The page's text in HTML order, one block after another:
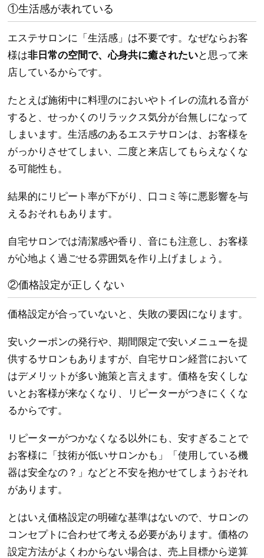
①生活感が表れている
エステサロンに「生活感」は不要です。なぜならお客
様は非日常の空間で、心身共に癒されたいと思って来
店しているからです。
たとえば施術中に料理のにおいやトイレの流れる音が
すると、せっかくのリラックス気分が台無しになって
しまいます。生活感のあるエステサロンは、お客様を
がっかりさせてしまい、二度と来店してもらえなくな
る可能性も。
結果的にリピート率が下がり、口コミ等に悪影響を与
えるおそれもあります。
自宅サロンでは清潔感や香り、音にも注意し、お客様
が心地よく過ごせる雰囲気を作り上げましょう。
②価格設定が正しくない
価格設定が合っていないと、失敗の要因になります。
安いクーポンの発行や、期間限定で安いメニューを提
供するサロンもありますが、自宅サロン経営において
はデメリットが多い施策と言えます。価格を安くしな
いとお客様が来なくなり、リピーターがつきにくくな
るからです。
リピーターがつかなくなる以外にも、安すぎることで
お客様に「技術が低いサロンかも」「使用している機
器は安全なの？」などと不安を抱かせてしまうおそれ
があります。
とはいえ価格設定の明確な基準はないので、サロンの
コンセプトに合わせて考える必要があります。価格の
設定方法がよくわからない場合は、売上目標から逆算